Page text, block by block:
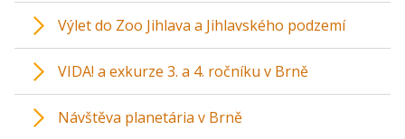
Výlet do Zoo Jihlava a Jihlavského podzemí
VIDA! a exkurze 3. a 4. ročníku v Brně
Návštěva planetária v Brně